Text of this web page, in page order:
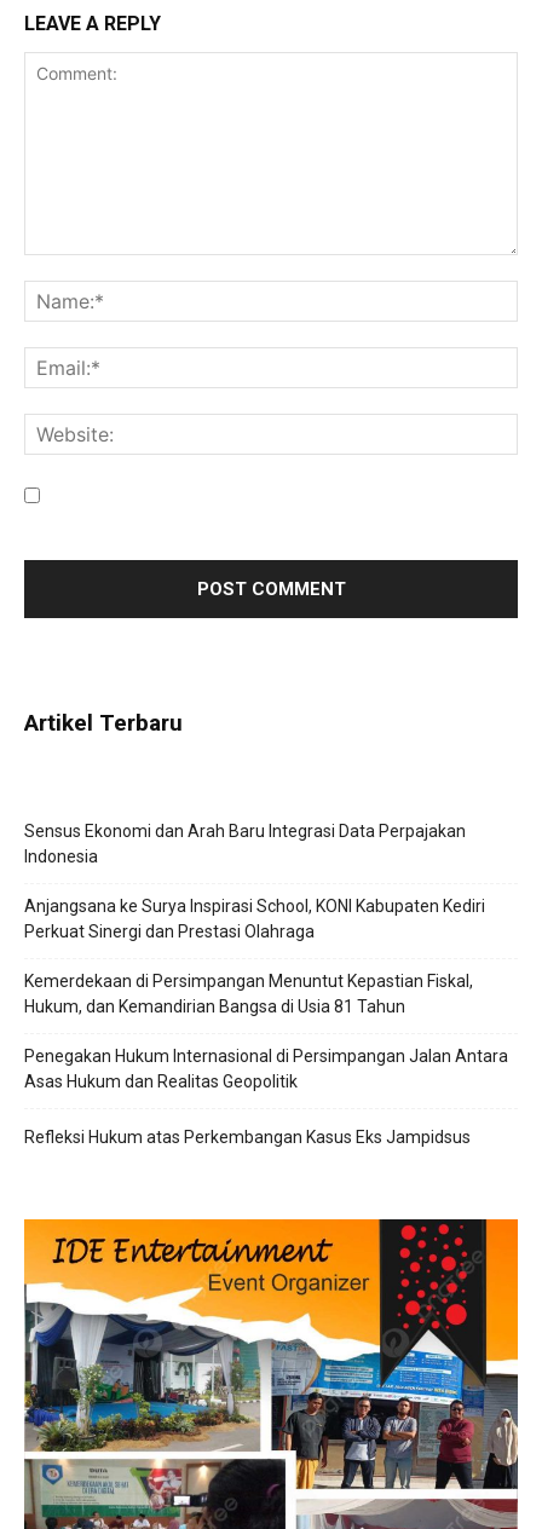
LEAVE A REPLY
Artikel Terbaru
Sensus Ekonomi dan Arah Baru Integrasi Data Perpajakan
Indonesia
Anjangsana ke Surya Inspirasi School, KONI Kabupaten Kediri
Perkuat Sinergi dan Prestasi Olahraga
Kemerdekaan di Persimpangan Menuntut Kepastian Fiskal,
Hukum, dan Kemandirian Bangsa di Usia 81 Tahun
Penegakan Hukum Internasional di Persimpangan Jalan Antara
Asas Hukum dan Realitas Geopolitik
Refleksi Hukum atas Perkembangan Kasus Eks Jampidsus